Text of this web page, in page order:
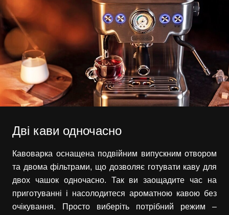
Дві кави одночасно
Кавоварка оснащена подвійним випускним отвором
та двома фільтрами, що дозволяє готувати каву для
двох чашок одночасно. Так ви заощадите час на
приготуванні і насолодитеся ароматною кавою без
очікування. Просто виберіть потрібний режим –